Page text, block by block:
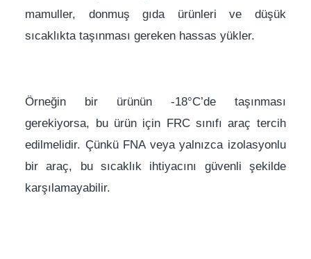
mamuller, donmuş gıda ürünleri ve düşük
sıcaklıkta taşınması gereken hassas yükler.
Örneğin bir ürünün -18°C’de taşınması
gerekiyorsa, bu ürün için FRC sınıfı araç tercih
edilmelidir. Çünkü FNA veya yalnızca izolasyonlu
bir araç, bu sıcaklık ihtiyacını güvenli şekilde
karşılamayabilir.